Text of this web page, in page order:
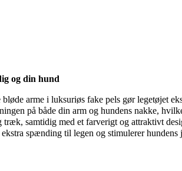
og din hund
arme i luksuriøs fake pels gør legetøjet
på både din arm og hundens nakke,
samtidig med et farverigt og attraktivt
spænding til legen og stimulerer hundens